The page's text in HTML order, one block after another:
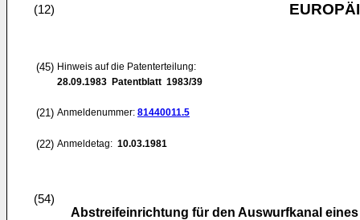
(12)
(45) Hinweis auf die Patenterteilung:
28.09.1983 Patentblatt 1983/39
(21) Anmeldenummer: 81440011.5
(22) Anmeldetag: 10.03.1981
(54)
Abstreifeinrichtung für den Auswurfkanal